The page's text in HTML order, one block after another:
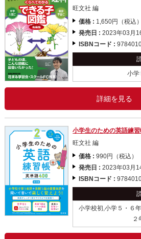
旺文社 編
価格 : 1,650円（税込）
発売日 :2023年03月
ISBNコード :
小学
詳細を見る
小学生のための英語練
旺文社 編
価格 :990円（税込）
発売日 :2023年03月
ISBNコード :
小学校初,小学５・６
２